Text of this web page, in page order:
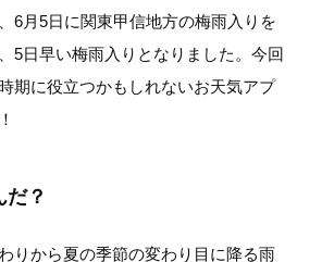
6月5日に関東甲信地方の梅雨入りを
5日早い梅雨入りとなりました。今回
期に役立つかもしれないお天気アプ
だ？
りから夏の季節の変わり目に降る雨